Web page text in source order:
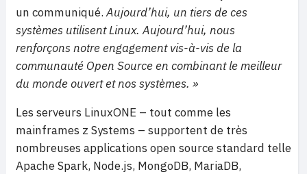
un communiqué.Aujourd’hui, un tiers de ces
systèmes utilisent Linux. Aujourd’hui, nous
renforçons notre engagement vis-à-vis de la
communauté Open Source en combinant le meilleur
du monde ouvert et nos systèmes. »
Les serveurs LinuxONE – tout comme les
mainframes z Systems – supportent de très
nombreuses applications open source standard telle
Apache Spark, Node.js, MongoDB, MariaDB,